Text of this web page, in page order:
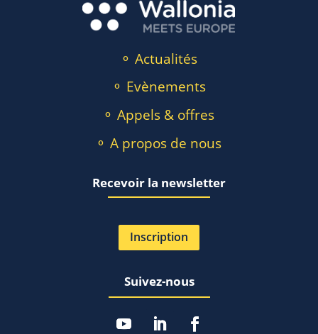
⚬ Actualités
⚬ Evènements
⚬ Appels & offres
⚬ A propos de nous
Recevoir la newsletter
Inscription
Suivez-nous